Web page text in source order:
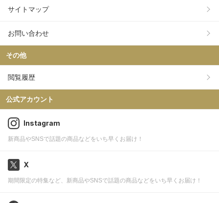
サイトマップ
お問い合わせ
その他
閲覧履歴
公式アカウント
Instagram
新商品やSNSで話題の商品などをいち早くお届け！
X
期間限定の特集など、新商品やSNSで話題の商品などをいち早くお届け！